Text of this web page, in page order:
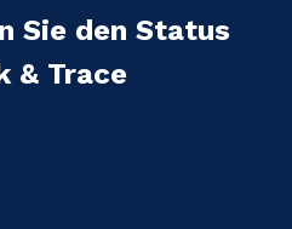
Sie den Status
& Trace